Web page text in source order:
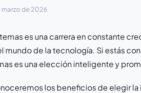
marzo de 2026
es una carrera en constante
mundo de la tecnología. Si estás
es una elección inteligente y
los beneficios de elegir